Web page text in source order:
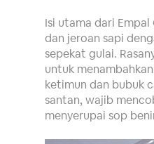
Isi utama dari
dan jeroan sapi
sepekat gulai.
untuk
ketimun dan bubuk
santan, wajib
menyerupai sop